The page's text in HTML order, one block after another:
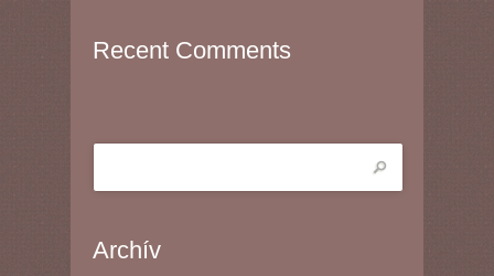
Recent Comments
Archív